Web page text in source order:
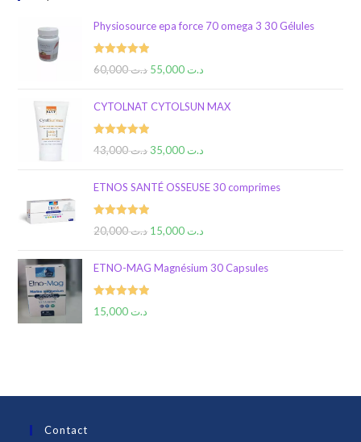
Physiosource epa force 70 omega 3 30 Gélules
Rated 5.00د.ت60,000 د.ت
CYTOLNAT CYTOLSUN MAX
Rated 5.00د.ت43,000 د.ت
ETNOS SANTÉ OSSEUSE 30 comprimes
Rated 5.00د.ت20,000 د.ت
ETNO-MAG Magnésium 30 Capsules
Rated 5.00د.ت
Contact